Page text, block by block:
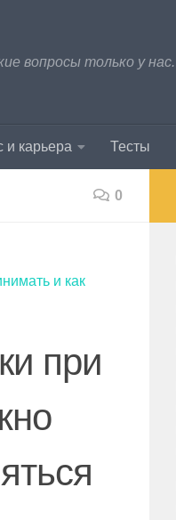
вопросы только у нас.
и карьера Тесты
0
и как
при